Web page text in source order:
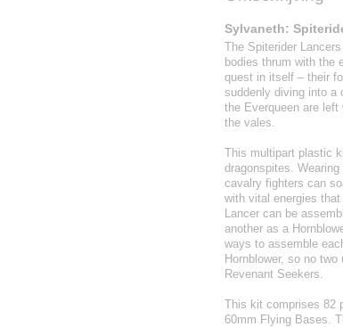
Sylvaneth:
The Spiterider
bodies thrum with the
quest in itself – their
suddenly diving into a
the Everqueen are left
the vales.
This multipart plastic
dragonspites.
cavalry fighters can
with vital energies
Lancer can be
another as a
ways to assemble
Hornblower, so no
Revenant Seekers.
This kit comprises 82
60mm Flying Bases.